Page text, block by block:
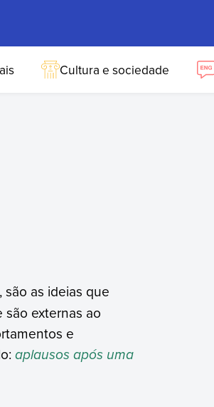
Cultura e sociedade
as ideias que
externas ao
e
aplausos após uma